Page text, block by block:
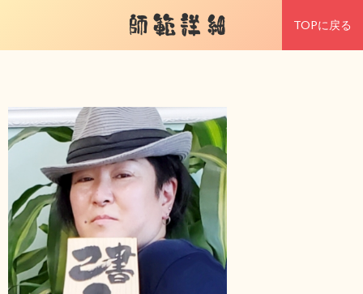
師範詳細 TOPに戻る